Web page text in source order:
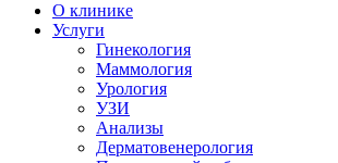
О клинике
Услуги
Гинекология
Маммология
Урология
УЗИ
Анализы
Дерматовенерология